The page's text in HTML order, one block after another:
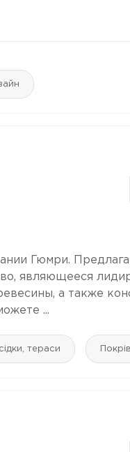
Гюмри.
являющееся
а также
...
тераси